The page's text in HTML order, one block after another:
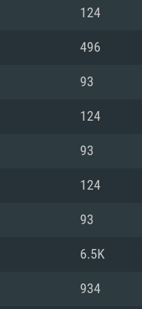
Resolução
(Intel Xeon
Metal.
drivers mais
equivalentes
mínima
124
496
93
124
93
124
93
6.5K
934